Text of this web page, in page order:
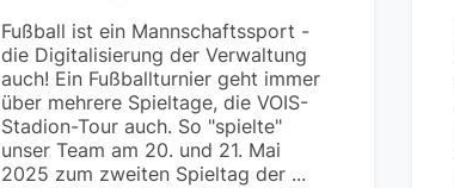
Fußball ist ein Mannschaftssport -
die Digitalisierung der Verwaltung
auch! Ein Fußballturnier geht immer
über mehrere Spieltage, die VOIS-
Stadion-Tour auch. So "spielte"
unser Team am 20. und 21. Mai
2025 zum zweiten Spieltag der ...